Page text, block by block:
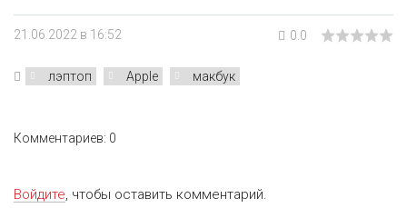
21.06.2022 в 16:52 0.0
лэптоп Apple макбук
Комментариев: 0
Войдите, чтобы оставить комментарий.